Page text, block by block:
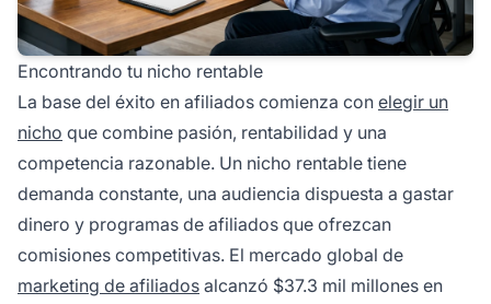
Encontrando tu nicho rentable
La base del éxito en afiliados comienza con elegir un
nicho que combine pasión, rentabilidad y una
competencia razonable. Un nicho rentable tiene
demanda constante, una audiencia dispuesta a gastar
dinero y programas de afiliados que ofrezcan
comisiones competitivas. El mercado global de
marketing de afiliados alcanzó $37.3 mil millones en